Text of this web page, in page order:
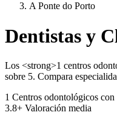
A Ponte do Porto
Dentistas y
Los <strong>1 centros
sobre 5. Compara
1 Centros odontológicos
3.8+ Valoración media